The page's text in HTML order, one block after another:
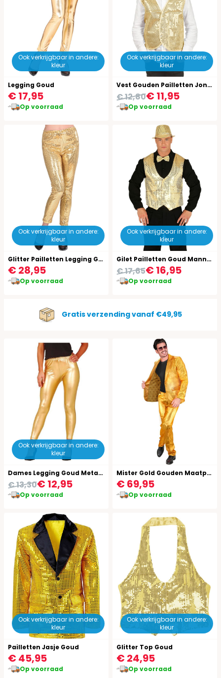
Ook verkrijgbaar in andere:
kleur
Legging Goud
€ 17,95
Op voorraad
Ook verkrijgbaar in andere:
kleur
Vest Gouden Pailletten Jongens
€ 11,95
€ 12,80
Op voorraad
Ook verkrijgbaar in andere:
kleur
Glitter Pailletten Legging Goud
€ 28,95
Op voorraad
Ook verkrijgbaar in andere:
kleur
Gilet Pailletten Goud Mannen
€ 16,95
€ 17,65
Op voorraad
Gratis verzending vanaf €49,95
Ook verkrijgbaar in andere:
kleur
Dames Legging Goud Metallic
€ 12,95
€ 13,30
Op voorraad
Mister Gold Gouden Maatpak Mannen
€ 69,95
Op voorraad
Ook verkrijgbaar in andere:
kleur
Pailletten Jasje Goud
€ 45,95
Op voorraad
Ook verkrijgbaar in andere:
kleur
Glitter Top Goud
€ 24,95
Op voorraad